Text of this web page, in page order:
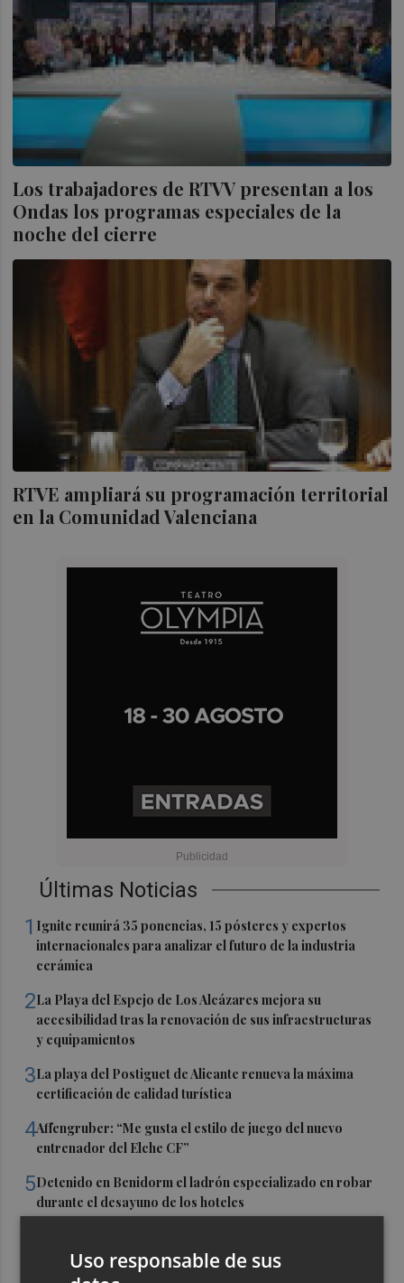
Los trabajadores de RTVV presentan a los
Ondas los programas especiales de la
noche del cierre
RTVE ampliará su programación territorial
en la Comunidad Valenciana
Últimas Noticias
1 Ignite reunirá 35 ponencias, 15 pósteres y expertos
internacionales para analizar el futuro de la industria
cerámica
2La Playa del Espejo de Los Alcázares mejora su
accesibilidad tras la renovación de sus infraestructuras
y equipamientos
3La playa del Postiguet de Alicante renueva la máxima
certificación de calidad turística
4Affengruber: “Me gusta el estilo de juego del nuevo
entrenador del Elche CF”
5Detenido en Benidorm el ladrón especializado en robar
durante el desayuno de los hoteles
Uso responsable de sus